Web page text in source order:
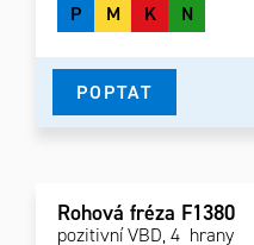
P M K N
POPTAT
Rohová fréza F1380
pozitivní VBD, 4 hrany